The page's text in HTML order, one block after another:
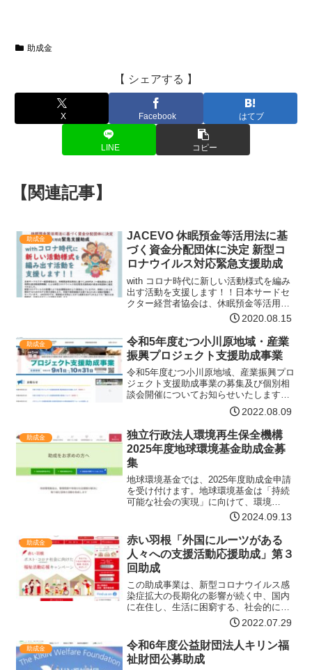
助成金
【 シェアする 】
X Facebook はてブ
LINE コピー
【関連記事】
助成金
JACEVO 休眠預金等活用法に基
づく資金分配団体に決定 新型コ
ロナウイルス対応緊急支援助成
with コロナ時代に新しい活動様式を編み
出す活動を支援します！！日本サードセ
クター経営者協会は、休眠預金等活用法
に基づくJANPIA(一般社団法人日本民間
公益活動連携機構)による新型コロナウイ
ルス対応緊急支援助成の資金分配団体に
選定されま…【詳細はコチラ】
2020.08.15
助成金
令和5年度むつ小川原地域・産業
振興プロジェクト支援助成事業
令和5年度むつ小川原地域、産業振興プロ
ジェクト支援助成事業の募集及び個別相
談会開催についてお知らせいたします。
募集の概要助成対象事業者県内の市町村
及び地域団体、産業団体助成対象事業令
和5年4月1日から令和6年3月31日までに
実施する次のいず…【詳細はコチラ】
2022.08.09
助成金
独立行政法人環境再生保全機構
2025年度地球環境基金助成金募
集
地球環境基金では、2025年度助成金申請
を受け付けます。地球環境基金は「持続
可能な社会の実現」に向けて、環境
NGO・NPOの行う環境保全活動を支援し
ています。環境問題や地域の社会課題の
解決に取り組む団体のみなさまの申請を
お待ちしております。…【詳細はコチ
ラ】
2024.09.13
助成金
赤い羽根「外国にルーツがある
人々への支援活動応援助成」第３
回助成
この助成事業は、新型コロナウイルス感
染症拡大の長期化の影響が続く中、国内
に在住し、生活に困窮する、社会的に孤
立する、必要な情報や医療につながりに
くい等、さまざまな困難の状況にある外
国にルーツがある人々を支援する活動
を、資金面から応援すること…【詳細は
コチラ】
2022.07.29
助成金
令和6年度公益財団法人キリン福
祉財団公募助成